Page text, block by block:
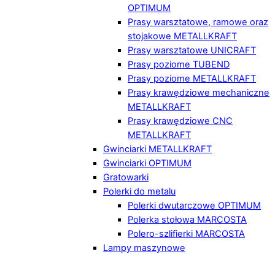
OPTIMUM
Prasy warsztatowe, ramowe oraz
stojakowe METALLKRAFT
Prasy warsztatowe UNICRAFT
Prasy poziome TUBEND
Prasy poziome METALLKRAFT
Prasy krawędziowe mechaniczne
METALLKRAFT
Prasy krawędziowe CNC
METALLKRAFT
Gwinciarki METALLKRAFT
Gwinciarki OPTIMUM
Gratowarki
Polerki do metalu
Polerki dwutarczowe OPTIMUM
Polerka stołowa MARCOSTA
Polero-szlifierki MARCOSTA
Lampy maszynowe